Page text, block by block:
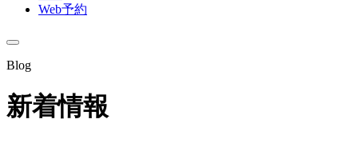
Web予約
Blog
新着情報